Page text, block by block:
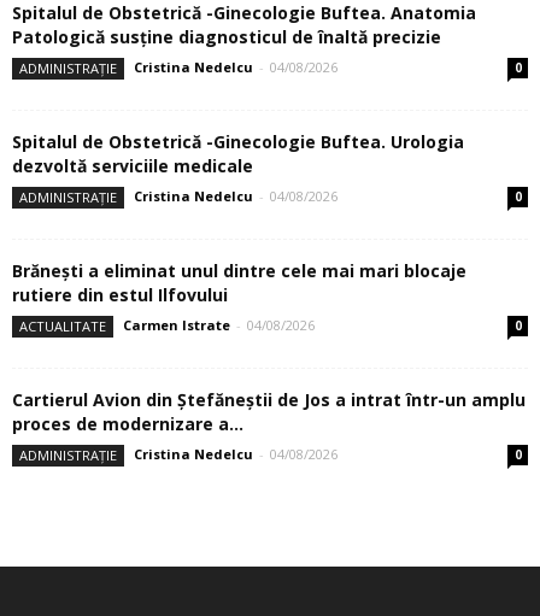
Spitalul de Obstetrică -Ginecologie Buftea. Anatomia
Patologică susţine diagnosticul de înaltă precizie
ADMINISTRAȚIE Cristina Nedelcu - 04/08/2026 0
Spitalul de Obstetrică -Ginecologie Buftea. Urologia
dezvoltă serviciile medicale
ADMINISTRAȚIE Cristina Nedelcu - 04/08/2026 0
Brănești a eliminat unul dintre cele mai mari blocaje
rutiere din estul Ilfovului
ACTUALITATE Carmen Istrate - 04/08/2026 0
Cartierul Avion din Ştefăneştii de Jos a intrat într-un amplu
proces de modernizare a...
ADMINISTRAȚIE Cristina Nedelcu - 04/08/2026 0